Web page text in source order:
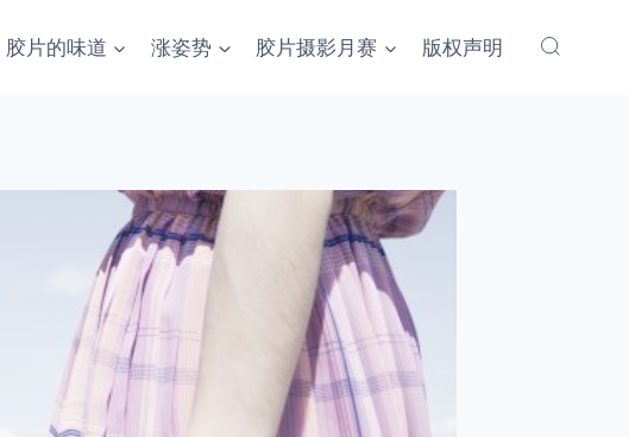
胶片的味道 涨姿势 胶片摄影月赛 版权声明